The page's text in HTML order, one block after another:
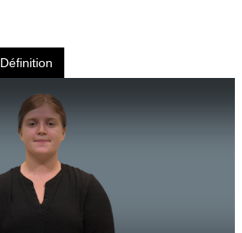
Définition